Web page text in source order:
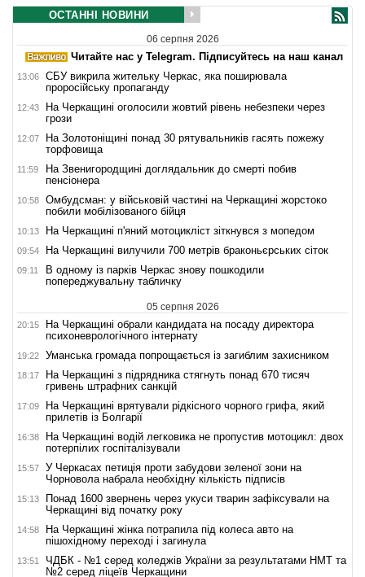
ОСТАННІ НОВИНИ
06 серпня 2026
Читайте нас у Telegram. Підписуйтесь на наш канал
13:06
СБУ викрила жительку Черкас, яка поширювала
проросійську пропаганду
12:43
На Черкащині оголосили жовтий рівень небезпеки через
грози
12:07
На Золотоніщині понад 30 рятувальників гасять пожежу
торфовища
11:59
На Звенигородщині доглядальник до смерті побив
пенсіонера
10:58
Омбудсман: у військовій частині на Черкащині жорстоко
побили мобілізованого бійця
10:13 На Черкащині п'яний мотоцикліст зіткнувся з мопедом
09:54 На Черкащині вилучили 700 метрів браконьєрських сіток
09:11
В одному із парків Черкас знову пошкодили
попереджувальну табличку
05 серпня 2026
20:15
На Черкащині обрали кандидата на посаду директора
психоневрологічного інтернату
19:22 Уманська громада попрощається із загиблим захисником
18:17
На Черкащині з підрядника стягнуть понад 670 тисяч
гривень штрафних санкцій
17:09
На Черкащині врятували рідкісного чорного грифа, який
прилетів із Болгарії
16:38
На Черкащині водій легковика не пропустив мотоцикл: двох
потерпілих госпіталізували
15:57
У Черкасах петиція проти забудови зеленої зони на
Чорновола набрала необхідну кількість підписів
15:13
Понад 1600 звернень через укуси тварин зафіксували на
Черкащині від початку року
14:58
На Черкащині жінка потрапила під колеса авто на
пішохідному переході і загинула
13:51
ЧДБК - №1 серед коледжів України за результатами НМТ та
№2 серед ліцеїв Черкащини